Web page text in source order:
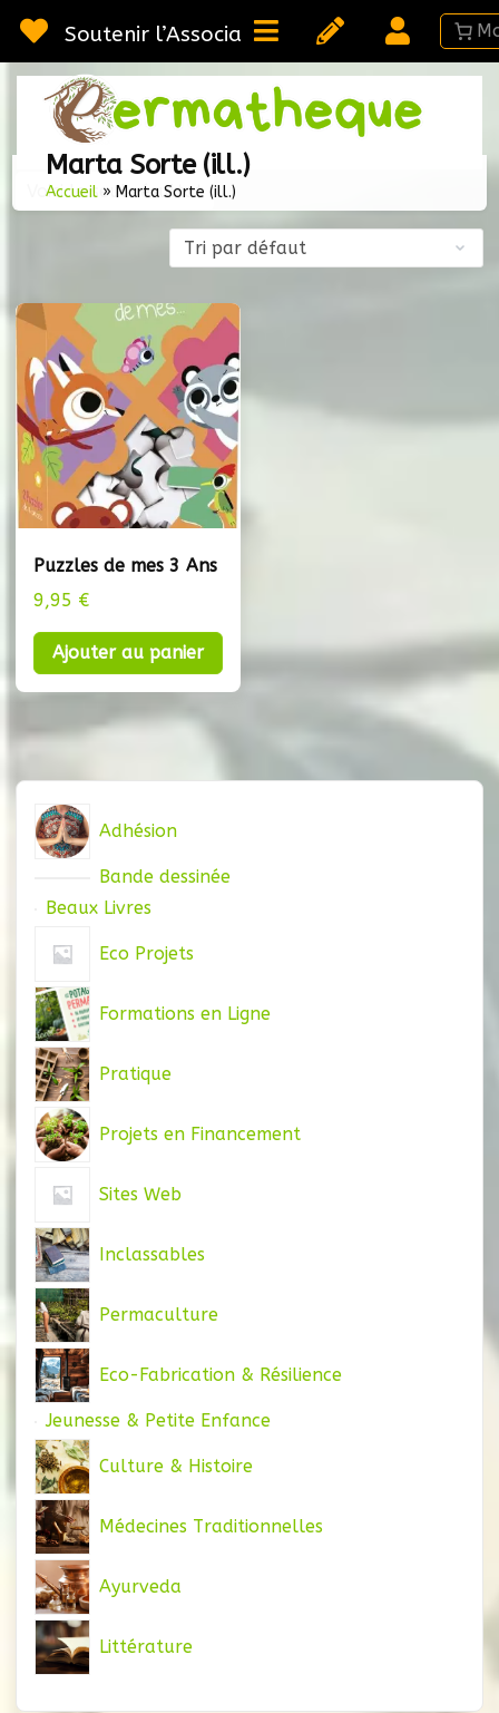
au
contenu
Soutenir l’Association
Marta Sorte (ill.)
Accueil » Marta Sorte (ill.)
Adhésion
Bande dessinée
Beaux Livres
Eco Projets
Formations en Ligne
Pratique
Projets en Financement
Sites Web
Inclassables
Permaculture
Eco-Fabrication & Résilience
Jeunesse & Petite Enfance
Culture & Histoire
Médecines Traditionnelles
Ayurveda
Littérature
Voici le seul résultat
Puzzles de mes 3 Ans
9,95 €
Ajouter au panier